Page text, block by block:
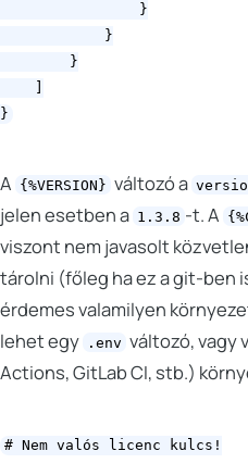
                }
            }
        }
A {%VERSION} változó a
jelen esetben a 1.3.8 -t. A
viszont nem javasolt
tárolni (főleg ha ez a git-ben
érdemes valamilyen
lehet egy
.env változó, vagy
Actions, GitLab CI, stb.)
# Nem valós licenc kulcs!